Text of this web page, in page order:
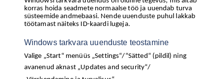
korras hoida seadmete normaalse töö ja uuendab turva
süsteemide andmebaasi. Nende uuenduste puhul lakkab
töötamast näiteks ID-kaardi lugeja.
Windows tarkvara uuenduste teostamine
Valige „Start“ menüüs „Settings“/“Sätted“ (pildil) ning
avanenud aknast „Updates and security“/